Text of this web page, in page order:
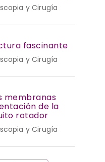
y Cirugía
fascinante
y Cirugía
membranas
de la
rotador
y Cirugía